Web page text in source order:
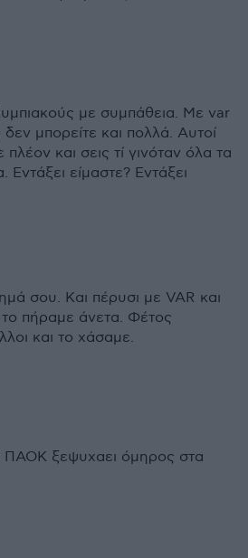
με συμπάθεια. Με var
δεν μπορείτε και πολλά. Αυτοί
πλέον και σεις τί γινόταν όλα τα
είμαστε? Εντάξει
σου. Και πέρυσι με VAR και
το πήραμε άνετα. Φέτος
και το χάσαμε.
ΠΑΟΚ ξεψυχαει όμηρος στα